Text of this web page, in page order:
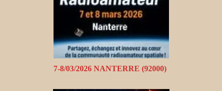
7-8/03/2026 NANTERRE (92000)